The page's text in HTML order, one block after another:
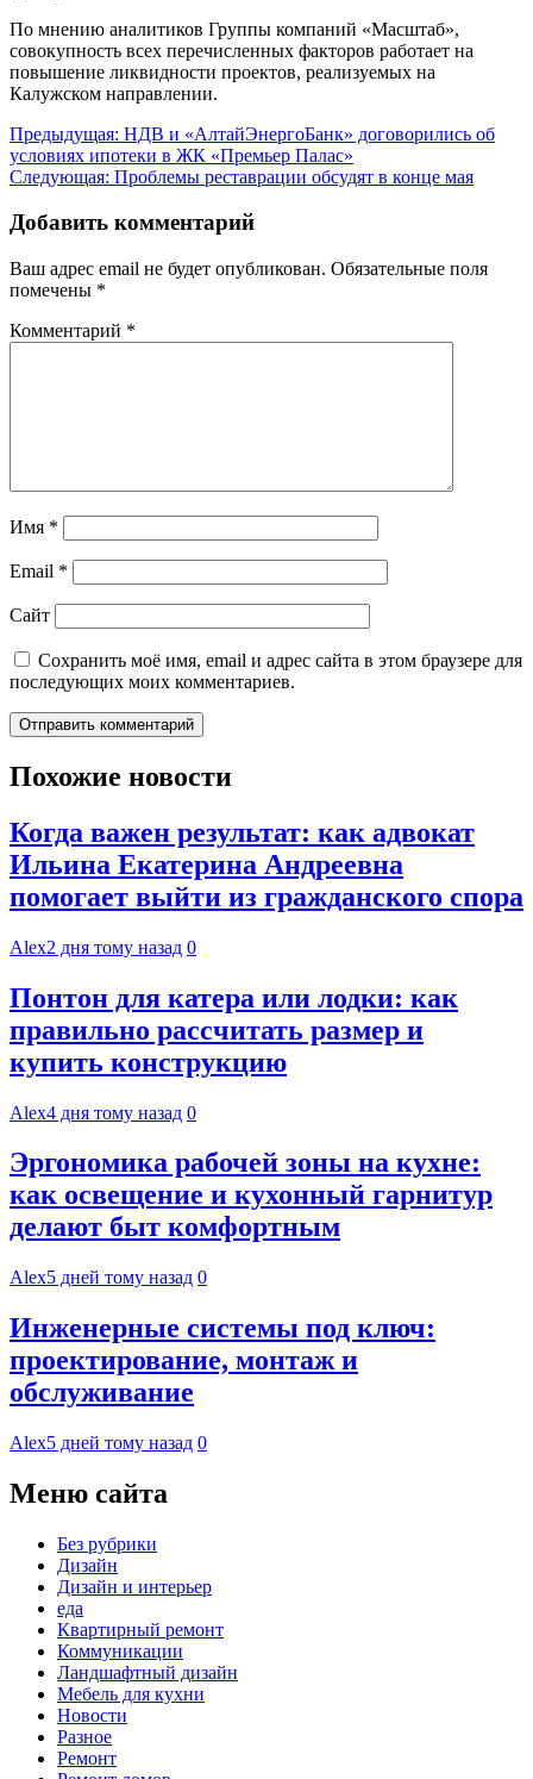
По мнению аналитиков Группы компаний «Масштаб»,
совокупность всех перечисленных факторов работает на
повышение ликвидности проектов, реализуемых на
Калужском направлении.
Навигация
по
Предыдущая: НДВ и «АлтайЭнергоБанк» договорились об
условиях ипотеки в ЖК «Премьер Палас»
Следующая: Проблемы реставрации обсудят в конце мая
Добавить комментарий
Ваш адрес email не будет опубликован. Обязательные поля
помечены *
Комментарий *
Имя *
Email *
Сайт
Сохранить моё имя, email и адрес сайта в этом браузере для
последующих моих комментариев.
Похожие новости
Когда важен результат: как адвокат
Ильина Екатерина Андреевна
помогает выйти из гражданского спора
Alex2 дня тому назад 0
Понтон для катера или лодки: как
правильно рассчитать размер и
купить конструкцию
Alex4 дня тому назад 0
Эргономика рабочей зоны на кухне:
как освещение и кухонный гарнитур
делают быт комфортным
Alex5 дней тому назад 0
Инженерные системы под ключ:
проектирование, монтаж и
обслуживание
Alex5 дней тому назад 0
Меню сайта
Без рубрики
Дизайн
Дизайн и интерьер
еда
Квартирный ремонт
Коммуникации
Ландшафтный дизайн
Мебель для кухни
Новости
Разное
Ремонт